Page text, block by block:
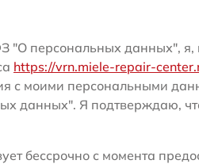
"О персональных данных",
https://vrn.miele-repair-
с моими персональными
данных". Я подтверждаю,
бессрочно с момента